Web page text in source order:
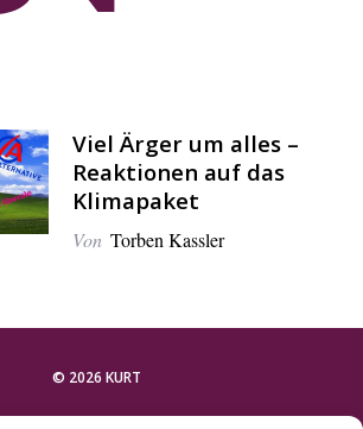
Viel Ärger um alles –
Reaktionen auf das
Klimapaket
Von Torben Kassler
© 2026 KURT